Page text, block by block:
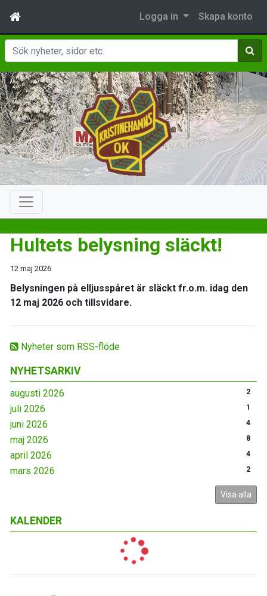
Logga in Skapa konto
Sök
Nyheter som RSS-flöde
NYHETSARKIV
augusti 2026 2
juli 2026 1
juni 2026 4
maj 2026 8
april 2026 4
mars 2026 2
Visa alla
KALENDER
Hultets belysning släckt!
12 maj 2026
Belysningen på elljusspåret är släckt fr.o.m. idag den
12 maj 2026 och tillsvidare.